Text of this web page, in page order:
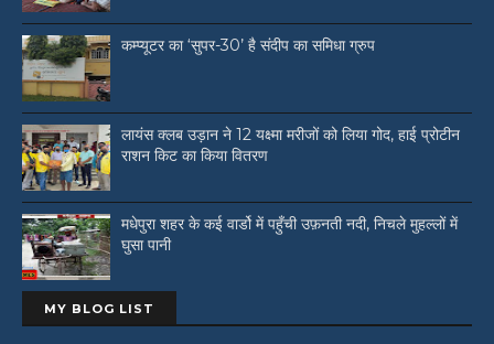
कम्प्यूटर का ‘सुपर-30’ है संदीप का समिधा ग्रुप
लायंस क्लब उड़ान ने 12 यक्ष्मा मरीजों को लिया गोद, हाई प्रोटीन
राशन किट का किया वितरण
मधेपुरा शहर के कई वार्डो में पहुँची उफ़नती नदी, निचले मुहल्लों में
घुसा पानी
MY BLOG LIST